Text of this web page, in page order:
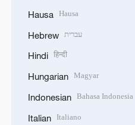
Hausa Hausa
Hebrew עברית
Hindi हिन्दी
Hungarian Magyar
Indonesian Bahasa Indonesia
Italian Italiano